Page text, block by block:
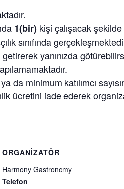
1(bir)kişi çalışacak şekilde
sınıfında
yanınızda
minimum katılımcı
ücretini iade ederek
ORGANIZATÖR
Harmony Gastronomy
Telefon